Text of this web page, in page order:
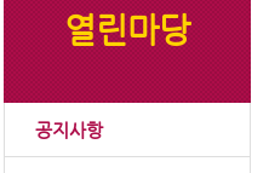
열린마당
공지사항